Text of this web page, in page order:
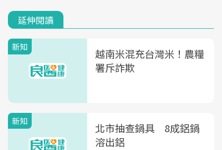
延伸閱讀
新知
越南米混充台灣米！農糧
署斥詐欺
新知
北市抽查鍋具 8成鋁鍋
溶出鋁